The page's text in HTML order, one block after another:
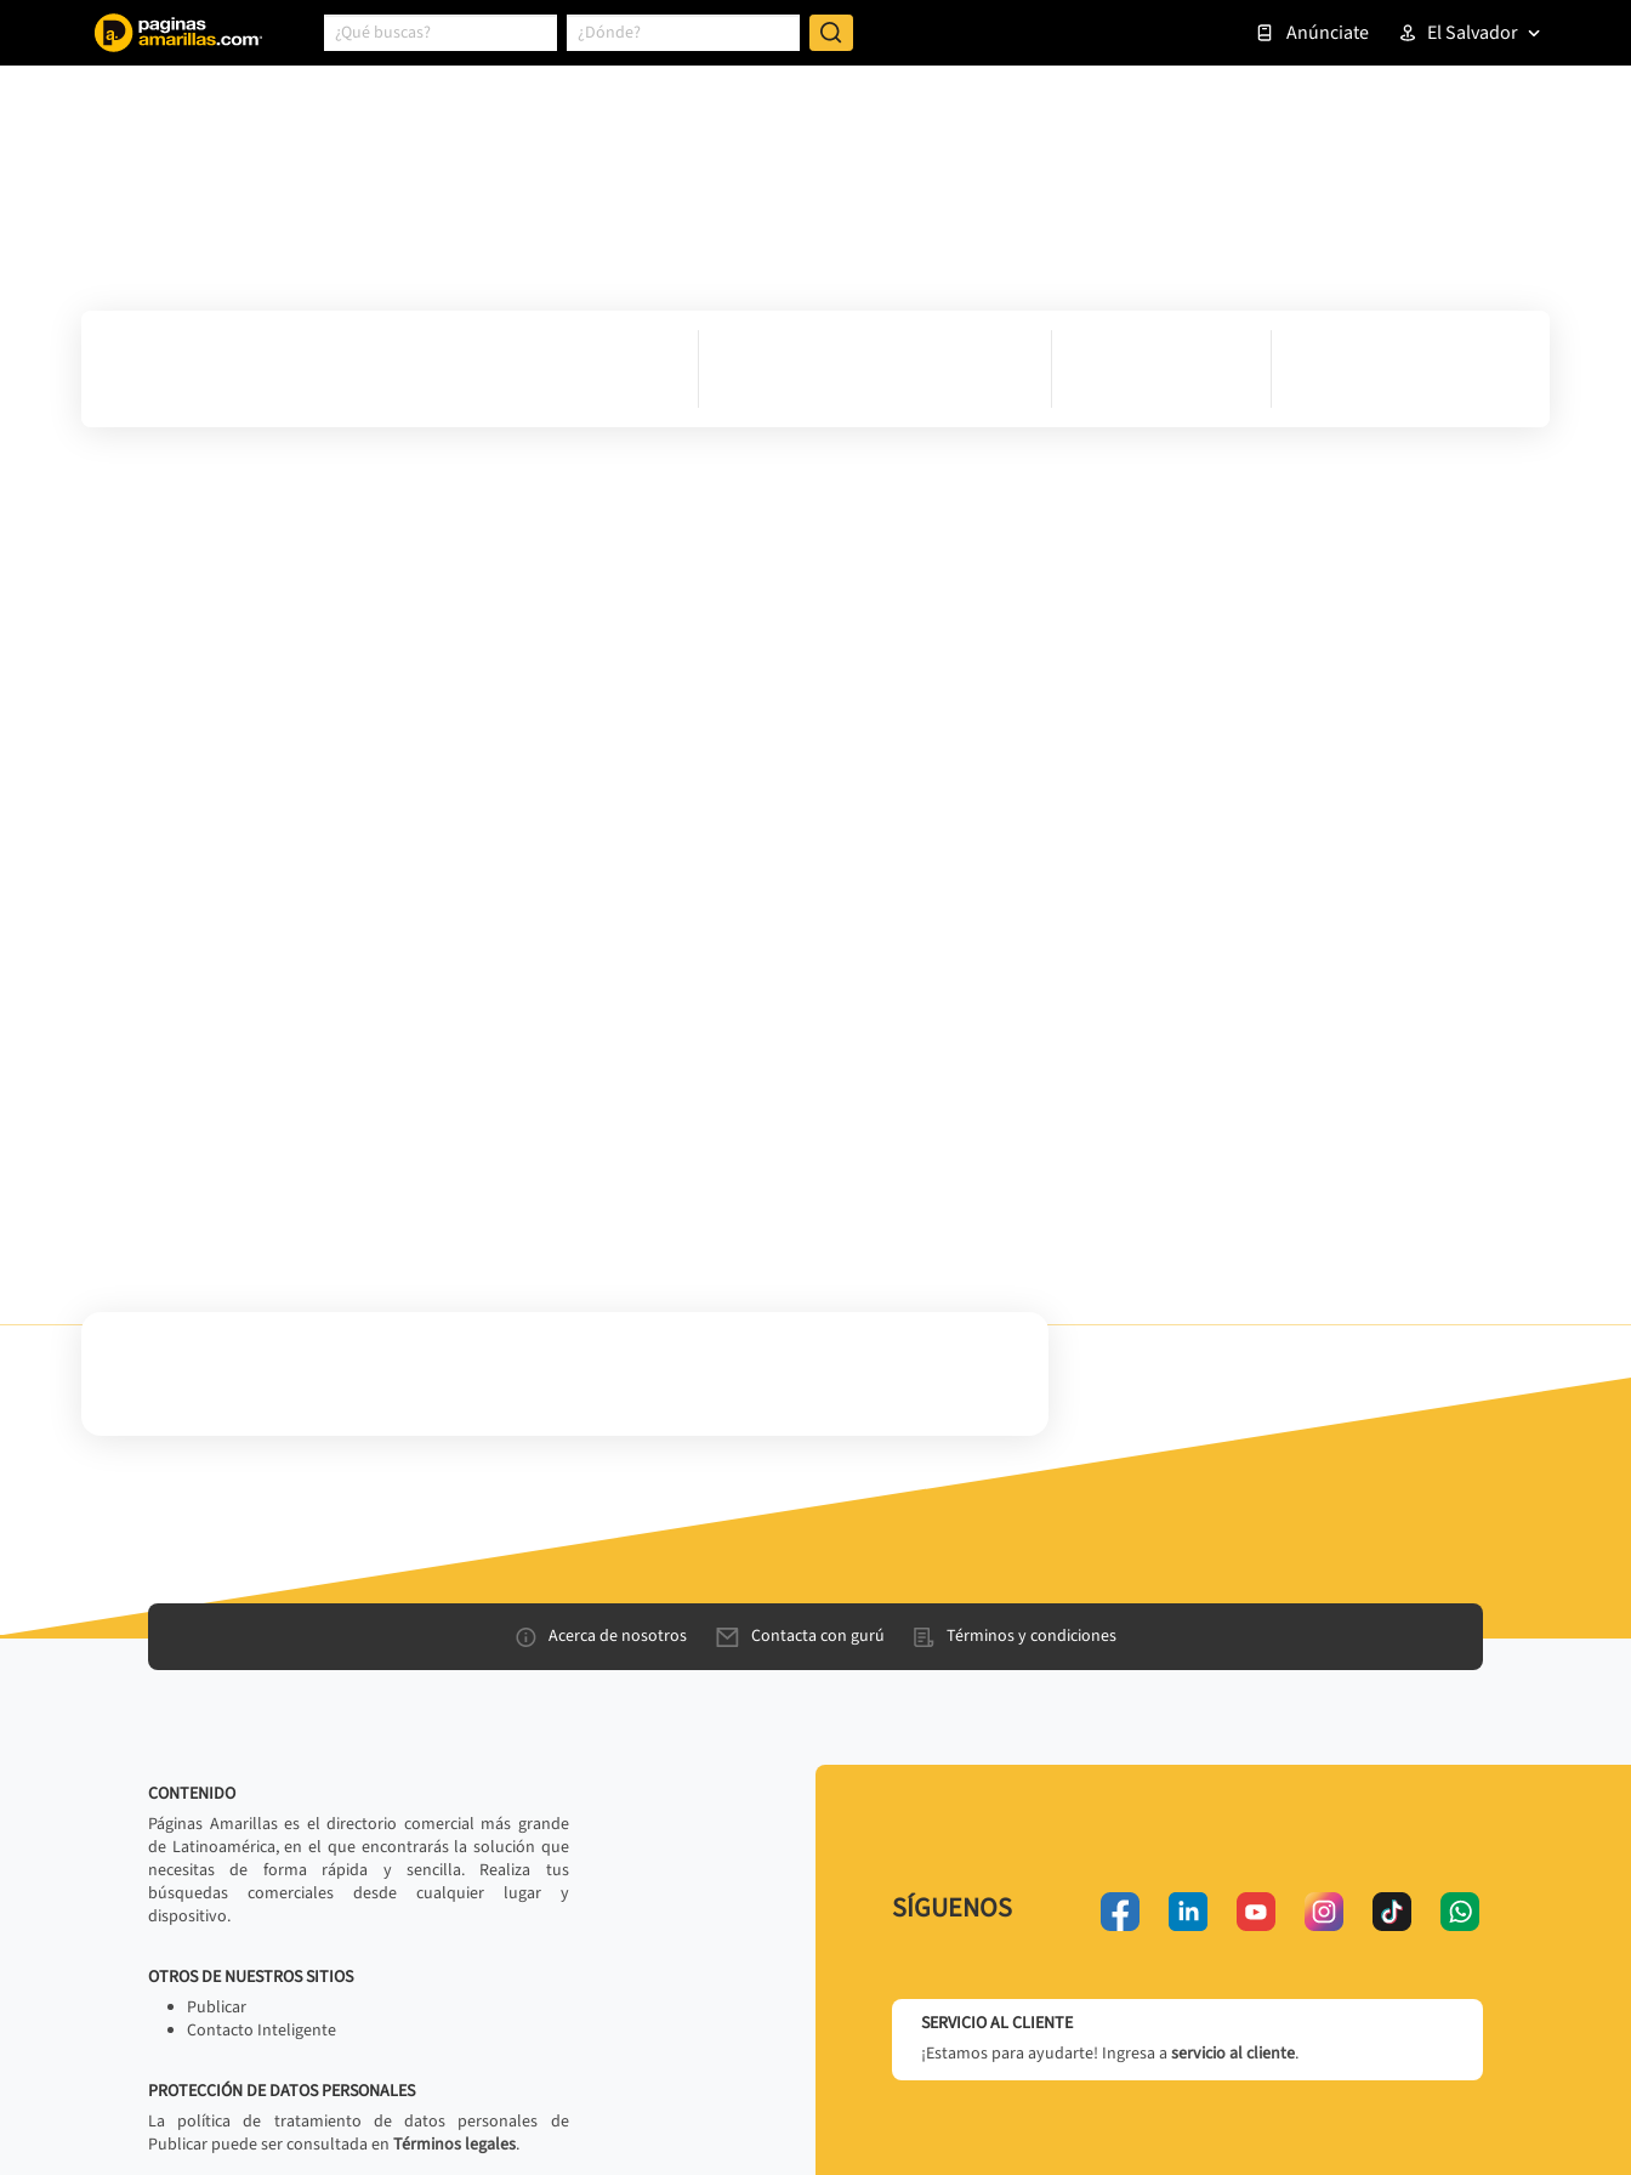
Anúnciate El Salvador
Acerca de nosotros Contacta con gurú Términos y condiciones
CONTENIDO
Páginas Amarillas es el directorio comercial más grande
de Latinoamérica, en el que encontrarás la solución que
necesitas de forma rápida y sencilla. Realiza tus
búsquedas comerciales desde cualquier lugar y
dispositivo.
OTROS DE NUESTROS SITIOS
Publicar
Contacto Inteligente
PROTECCIÓN DE DATOS PERSONALES
La política de tratamiento de datos personales de
Publicar puede ser consultada en Términos legales.
SÍGUENOS
SERVICIO AL CLIENTE
¡Estamos para ayudarte! Ingresa a servicio al cliente.